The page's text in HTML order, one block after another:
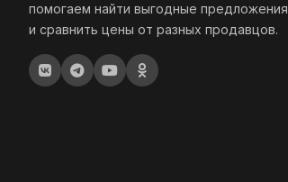
помогаем найти выгодные предложения
и сравнить цены от разных продавцов.